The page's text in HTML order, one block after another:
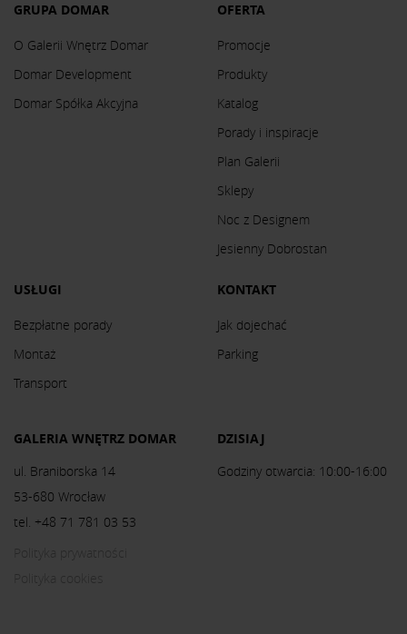
GRUPA DOMAR
O Galerii Wnętrz Domar
Domar Development
Domar Spółka Akcyjna
OFERTA
Promocje
Produkty
Katalog
Porady i inspiracje
Plan Galerii
Sklepy
Noc z Designem
Jesienny Dobrostan
USŁUGI
Bezpłatne porady
Montaż
Transport
KONTAKT
Jak dojechać
Parking
GALERIA WNĘTRZ DOMAR
ul. Braniborska 14
53-680 Wrocław
tel. +48 71 781 03 53
DZISIAJ
Godziny otwarcia: 10:00-16:00